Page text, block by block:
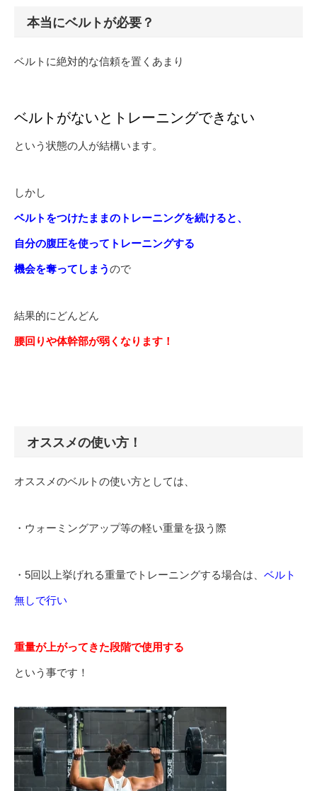
本当にベルトが必要？
ベルトに絶対的な信頼を置くあまり
ベルトがないとトレーニングできない
という状態の人が結構います。
しかし
ベルトをつけたままのトレーニングを続けると、
自分の腹圧を使ってトレーニングする
機会を奪ってしまうので
結果的にどんどん
腰回りや体幹部が弱くなります！
オススメの使い方！
オススメのベルトの使い方としては、
・ウォーミングアップ等の軽い重量を扱う際
・5回以上挙げれる重量でトレーニングする場合は、 ベルト
無しで行い
重量が上がってきた段階で使用する
という事です！